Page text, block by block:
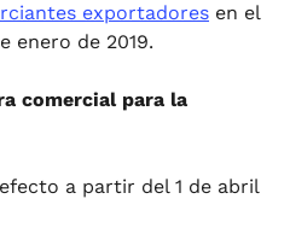
exportadores en el
enero de 2019.
comercial para la
a partir del 1 de abril